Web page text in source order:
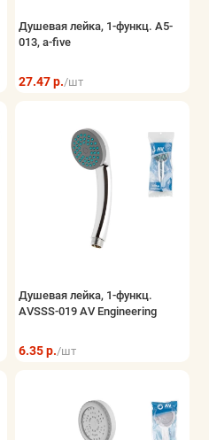
Душевая лейка, 1-функц. A5-
013, a-five
27.47 р./шт
Душевая лейка, 1-функц.
AVSSS-019 AV Engineering
6.35 р./шт